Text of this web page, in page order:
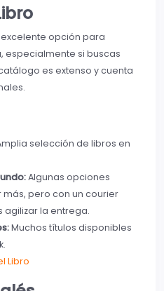
opción para
especialmente si buscas
es extenso y cuenta
selección de libros en
Algunas opciones
pero con un courier
la entrega.
Muchos títulos disponibles
Libro